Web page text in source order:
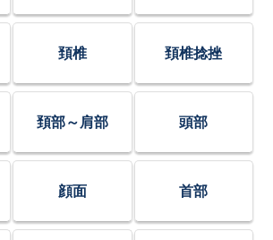
頚椎 頚椎捻挫
頚部～肩部 頭部
顔面 首部